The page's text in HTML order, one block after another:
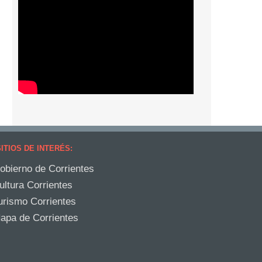
DE INTERÉS:
de Corrientes
Corrientes
Corrientes
de Corrientes